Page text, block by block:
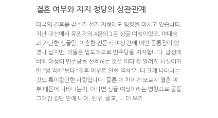
결혼 여부와 지지 정당의 상관관계
미국의 결혼율 감소가 선거 지형에도 영향을 미치고 있습니다.
지난 대선에서 유권자의 4분의 1은 싱글 여성이었죠. 여대생
과 가난한 싱글맘, 이혼한 전문직 여성 간에 어떤 공통점이 있
겠나 싶지만, 이들은 압도적으로 민주당을 지지합니다. 남성에
비해 여성이 민주당을 선호하는 것은 이미 잘 알려진 사실이지
만 “성 격차”보다 “결혼 여부로 인한 격차”가 더 크게 나타나는
것도 특이할만한 사항입니다. 물론 이 차이가 오로지 결혼 여
부 때문에 나타나는지, 아니면 싱글 여성이라는 명칭으로 뭉뚱
그려진 집단 안에 나이, 빈부, 종교,
→ 더 보기